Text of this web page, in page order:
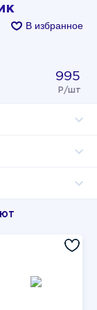
В избранное
995
Р/шт